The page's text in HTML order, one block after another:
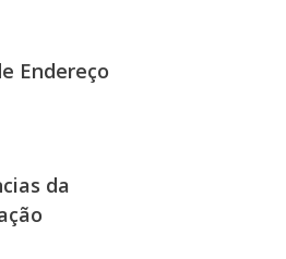
de
Endereço
da